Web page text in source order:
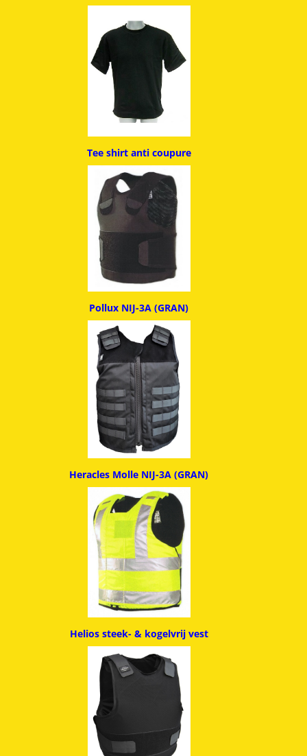
Tee shirt anti coupure
Pollux NIJ-3A (GRAN)
Heracles Molle NIJ-3A (GRAN)
Helios steek- & kogelvrij vest